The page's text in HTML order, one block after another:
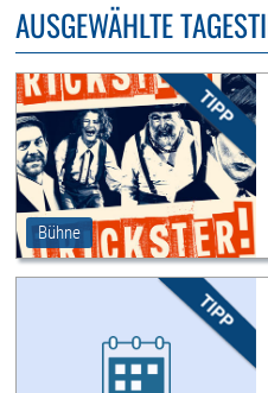
AUSGEWÄHLTE
Bühne